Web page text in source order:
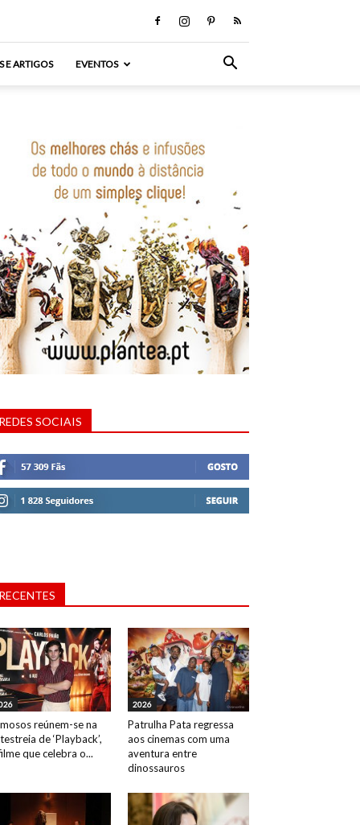
E ARTIGOS EVENTOS
SOCIAIS
reúnem-se na
de ‘Playback’,
que celebra o...
2026
Patrulha Pata regressa
aos cinemas com uma
aventura entre
dinossauros